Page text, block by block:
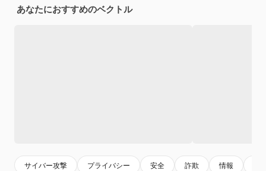
あなたにおすすめのベクトル
サイバー攻撃 プライバシー 安全 詐欺 情報